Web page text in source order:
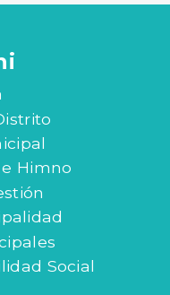
Himno
Social